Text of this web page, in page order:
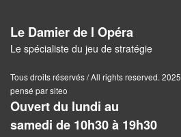
Jeu
de
Dames
Coffrets
jeux
Le Damier de l Opéra
Le spécialiste du jeu de stratégie
Tous droits réservés / All rights reserved. 2025
pensé par siteo
Ouvert du lundi au
samedi de 10h30 à 19h30